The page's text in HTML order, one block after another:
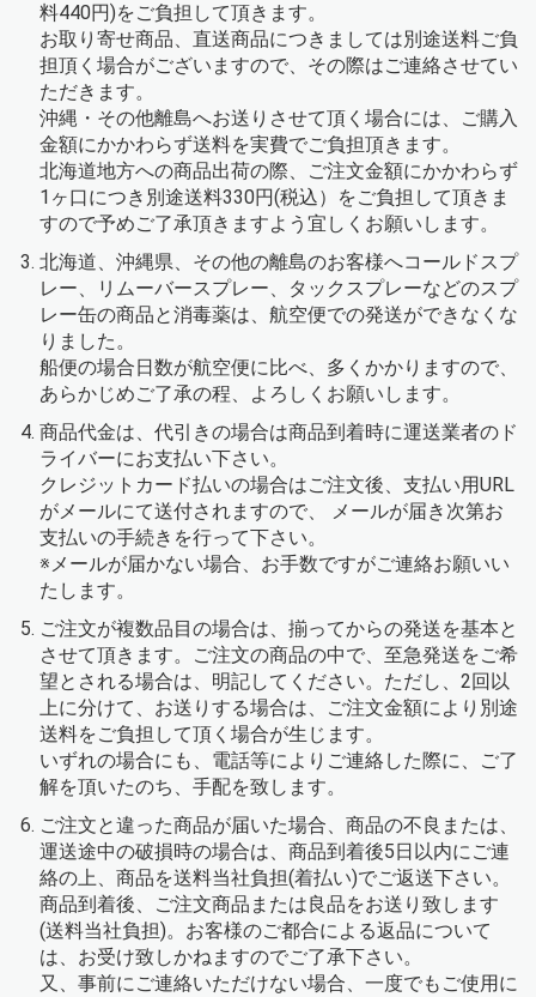
料440円)をご負担して頂きます。
お取り寄せ商品、直送商品につきましては別途送料ご負
担頂く場合がございますので、その際はご連絡させてい
ただきます。
沖縄・その他離島へお送りさせて頂く場合には、ご購入
金額にかかわらず送料を実費でご負担頂きます。
北海道地方への商品出荷の際、ご注文金額にかかわらず
1ヶ口につき別途送料330円(税込）をご負担して頂きま
すので予めご了承頂きますよう宜しくお願いします。
北海道、沖縄県、その他の離島のお客様へコールドスプ
レー、リムーバースプレー、タックスプレーなどのスプ
レー缶の商品と消毒薬は、航空便での発送ができなくな
りました。
船便の場合日数が航空便に比べ、多くかかりますので、
あらかじめご了承の程、よろしくお願いします。
商品代金は、代引きの場合は商品到着時に運送業者のド
ライバーにお支払い下さい。
クレジットカード払いの場合はご注文後、支払い用URL
がメールにて送付されますので、 メールが届き次第お
支払いの手続きを行って下さい。
※メールが届かない場合、お手数ですがご連絡お願いい
たします。
ご注文が複数品目の場合は、揃ってからの発送を基本と
させて頂きます。ご注文の商品の中で、至急発送をご希
望とされる場合は、明記してください。ただし、2回以
上に分けて、お送りする場合は、ご注文金額により別途
送料をご負担して頂く場合が生じます。
いずれの場合にも、電話等によりご連絡した際に、ご了
解を頂いたのち、手配を致します。
ご注文と違った商品が届いた場合、商品の不良または、
運送途中の破損時の場合は、商品到着後5日以内にご連
絡の上、商品を送料当社負担(着払い)でご返送下さい。
商品到着後、ご注文商品または良品をお送り致します
(送料当社負担)。お客様のご都合による返品について
は、お受け致しかねますのでご了承下さい。
又、事前にご連絡いただけない場合、一度でもご使用に